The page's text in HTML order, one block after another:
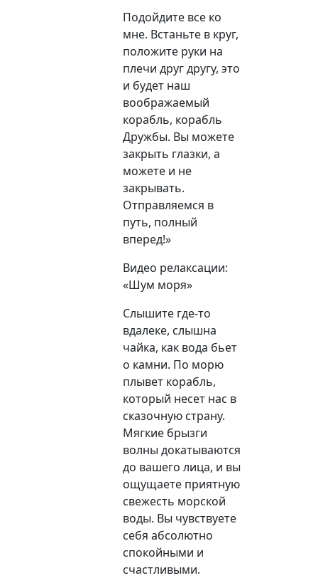
Подойдите все ко
мне. Встаньте в круг,
положите руки на
плечи друг другу, это
и будет наш
воображаемый
корабль, корабль
Дружбы. Вы можете
закрыть глазки, а
можете и не
закрывать.
Отправляемся в
путь, полный
вперед!»
Видео релаксации:
«Шум моря»
Слышите где-то
вдалеке, слышна
чайка, как вода бьет
о камни. По морю
плывет корабль,
который несет нас в
сказочную страну.
Мягкие брызги
волны докатываются
до вашего лица, и вы
ощущаете приятную
свежесть морской
воды. Вы чувствуете
себя абсолютно
спокойными и
счастливыми.